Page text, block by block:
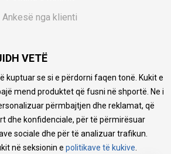
Ankesë nga klienti
më të shpeshta
ofrojmë një përshkrim sa më të saktë
ofrojmë edhe foto e çmimin, por nuk
që informacioni është i plotë e pa
janë pjesë e portfolios sonë, por
se janë në gjendje në çdo çast.
VETË
kuptuar se si e përdorni faqen tonë. Kukit e
mend produktet që fusni në shportë. Ne i
përmbajtjen dhe reklamat, që
dhe konfidenciale, për të përmirësuar
sociale dhe për të analizuar trafikun.
në seksionin e politikave të kukive